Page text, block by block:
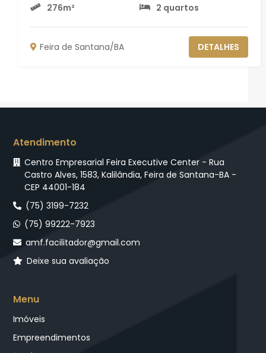
276m² 2 quartos
Feira de Santana/BA DETALHES
Atendimento
Centro Empresarial Feira Executive Center - Rua
Castro Alves, 1583, Kalilândia, Feira de Santana-BA -
CEP 44001-184
(75) 3199-7232
(75) 99222-7923
amf.facilitador@gmail.com
Deixe sua avaliação
Menu
Imóveis
Empreendimentos